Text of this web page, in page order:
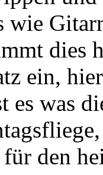
wie
dies
ein,
es was
den